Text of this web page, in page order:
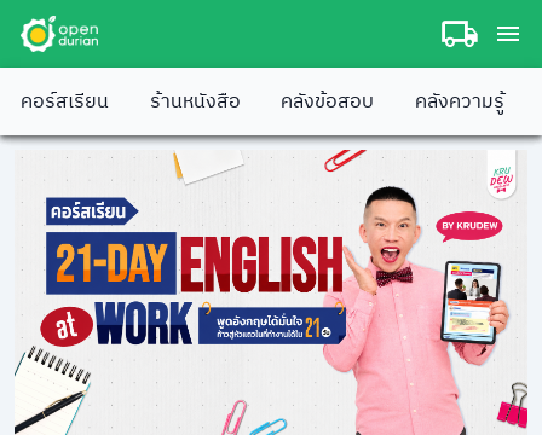
คอร์สเรียน ร้านหนังสือ คลังข้อสอบ คลังความรู้